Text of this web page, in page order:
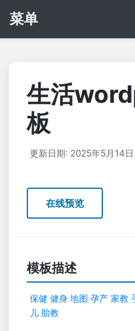
菜单
生活
板
更新日期: 2025年5月14日
在线预览
模板描述
保健 健身 地图 孕产 家教
儿 胎教